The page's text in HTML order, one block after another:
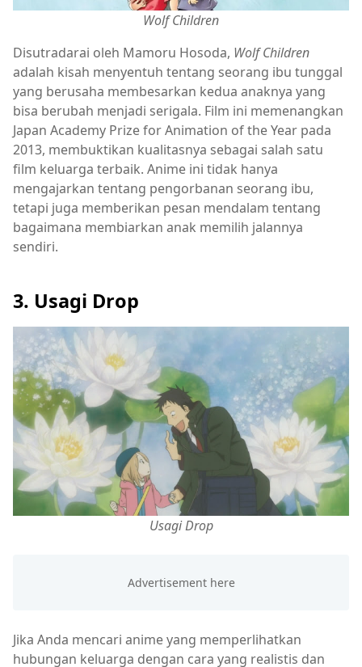
Wolf Children
Disutradarai oleh Mamoru Hosoda, Wolf Children
adalah kisah menyentuh tentang seorang ibu tunggal
yang berusaha membesarkan kedua anaknya yang
bisa berubah menjadi serigala. Film ini memenangkan
Japan Academy Prize for Animation of the Year pada
2013, membuktikan kualitasnya sebagai salah satu
film keluarga terbaik. Anime ini tidak hanya
mengajarkan tentang pengorbanan seorang ibu,
tetapi juga memberikan pesan mendalam tentang
bagaimana membiarkan anak memilih jalannya
sendiri.
3. Usagi Drop
Usagi Drop
Jika Anda mencari anime yang memperlihatkan
hubungan keluarga dengan cara yang realistis dan